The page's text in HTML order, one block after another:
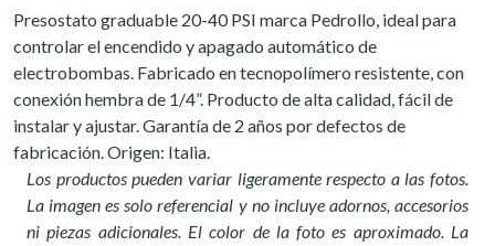
Presostato graduable 20-40 PSI marca Pedrollo, ideal para
controlar el encendido y apagado automático de
electrobombas. Fabricado en tecnopolímero resistente, con
conexión hembra de 1/4”. Producto de alta calidad, fácil de
instalar y ajustar. Garantía de 2 años por defectos de
fabricación. Origen: Italia.
Los productos pueden variar ligeramente respecto a las fotos.
La imagen es solo referencial y no incluye adornos, accesorios
ni piezas adicionales. El color de la foto es aproximado. La